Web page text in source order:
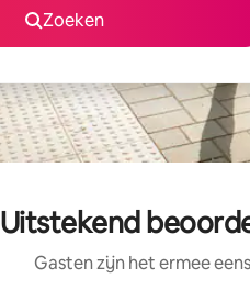
Zoeken
Uitstekend
Gasten zijn het ermee